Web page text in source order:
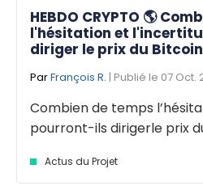
HEBDO CRYPTO 🌎
l'hésitation et
diriger le prix du
ParFrançois R. | Publié le 07 Oct.
Combien de temps
pourront-ils dirigerle prix
Actus du Projet